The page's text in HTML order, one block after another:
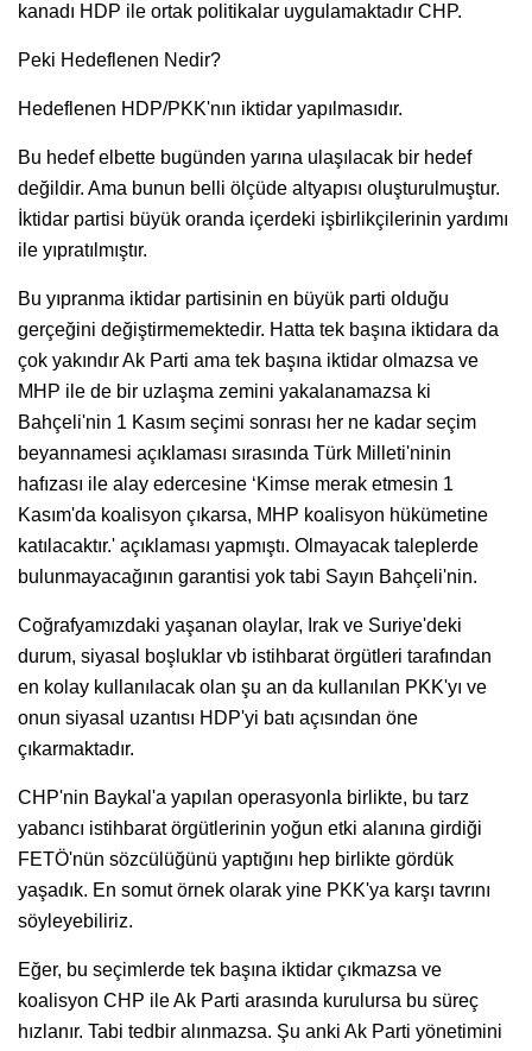
kanadı HDP ile ortak politikalar uygulamaktadır CHP.
Peki Hedeflenen Nedir?
Hedeflenen HDP/PKK'nın iktidar yapılmasıdır.
Bu hedef elbette bugünden yarına ulaşılacak bir hedef
değildir. Ama bunun belli ölçüde altyapısı oluşturulmuştur.
İktidar partisi büyük oranda içerdeki işbirlikçilerinin yardımı
ile yıpratılmıştır.
Bu yıpranma iktidar partisinin en büyük parti olduğu
gerçeğini değiştirmemektedir. Hatta tek başına iktidara da
çok yakındır Ak Parti ama tek başına iktidar olmazsa ve
MHP ile de bir uzlaşma zemini yakalanamazsa ki
Bahçeli'nin 1 Kasım seçimi sonrası her ne kadar seçim
beyannamesi açıklaması sırasında Türk Milleti'ninin
hafızası ile alay edercesine ‘Kimse merak etmesin 1
Kasım'da koalisyon çıkarsa, MHP koalisyon hükümetine
katılacaktır.' açıklaması yapmıştı. Olmayacak taleplerde
bulunmayacağının garantisi yok tabi Sayın Bahçeli'nin.
Coğrafyamızdaki yaşanan olaylar, Irak ve Suriye'deki
durum, siyasal boşluklar vb istihbarat örgütleri tarafından
en kolay kullanılacak olan şu an da kullanılan PKK'yı ve
onun siyasal uzantısı HDP'yi batı açısından öne
çıkarmaktadır.
CHP'nin Baykal'a yapılan operasyonla birlikte, bu tarz
yabancı istihbarat örgütlerinin yoğun etki alanına girdiği
FETÖ'nün sözcülüğünü yaptığını hep birlikte gördük
yaşadık. En somut örnek olarak yine PKK'ya karşı tavrını
söyleyebiliriz.
Eğer, bu seçimlerde tek başına iktidar çıkmazsa ve
koalisyon CHP ile Ak Parti arasında kurulursa bu süreç
hızlanır. Tabi tedbir alınmazsa. Şu anki Ak Parti yönetimini